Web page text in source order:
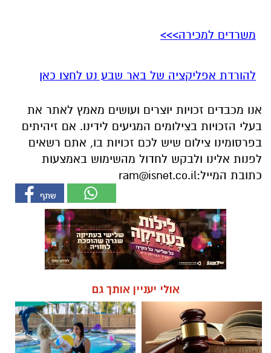
משרדים למכירה>>>
להורדת אפליקציה של באר שבע נט לחצו כאן
אנו מכבדים זכויות יוצרים ועושים מאמץ לאתר את
בעלי הזכויות בצילומים המגיעים לידינו. אם זיהיתים
בפרסומינו צילום שיש לכם זכויות בו, אתם רשאים
לפנות אלינו ולבקש לחדול מהשימוש באמצעות
כתובת המייל:ram@isnet.co.il
אולי יעניין אותך גם